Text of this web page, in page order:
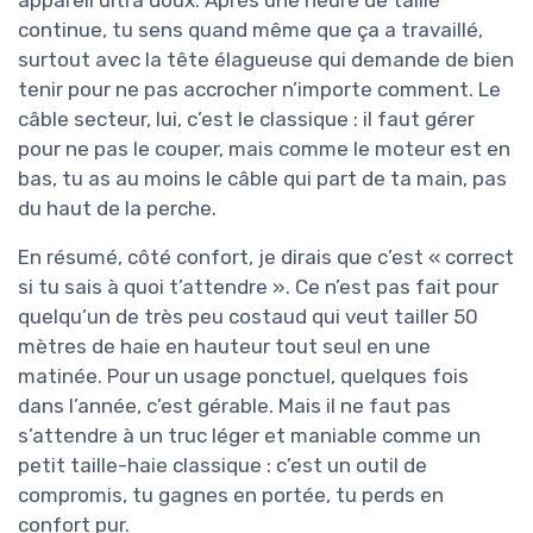
continue, tu sens quand même que ça a travaillé,
surtout avec la tête élagueuse qui demande de bien
tenir pour ne pas accrocher n’importe comment. Le
câble secteur, lui, c’est le classique : il faut gérer
pour ne pas le couper, mais comme le moteur est en
bas, tu as au moins le câble qui part de ta main, pas
du haut de la perche.
En résumé, côté confort, je dirais que c’est « correct
si tu sais à quoi t’attendre ». Ce n’est pas fait pour
quelqu’un de très peu costaud qui veut tailler 50
mètres de haie en hauteur tout seul en une
matinée. Pour un usage ponctuel, quelques fois
dans l’année, c’est gérable. Mais il ne faut pas
s’attendre à un truc léger et maniable comme un
petit taille-haie classique : c’est un outil de
compromis, tu gagnes en portée, tu perds en
confort pur.